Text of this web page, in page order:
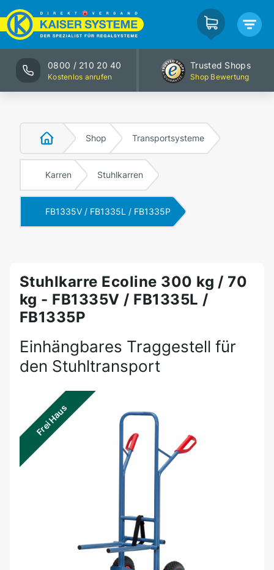
0800 / 210 20 40
Kostenlos anrufen
Trusted Shops
Shop Bewertung
Shop Transportsysteme
Karren Stuhlkarren
FB1335V / FB1335L / FB1335P
Stuhlkarre Ecoline 300 kg / 70
kg - FB1335V / FB1335L /
FB1335P
Einhängbares Traggestell für
den Stuhltransport
Frei Haus